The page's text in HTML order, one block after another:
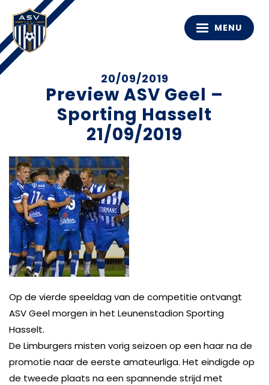
MENU
20/09/2019
Preview ASV Geel –
Sporting Hasselt
21/09/2019
Op de vierde speeldag van de competitie ontvangt
ASV Geel morgen in het Leunenstadion Sporting
Hasselt.
De Limburgers misten vorig seizoen op een haar na de
promotie naar de eerste amateurliga. Het eindigde op
de tweede plaats na een spannende strijd met